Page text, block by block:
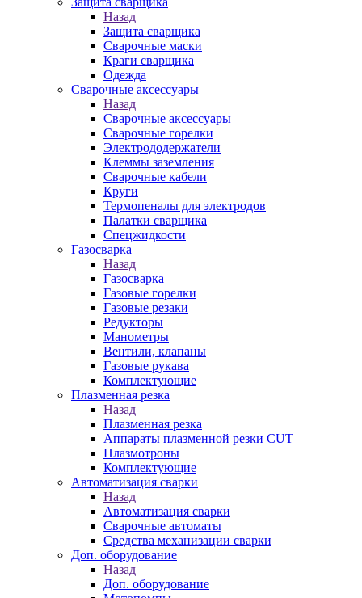
Назад
Защита сварщика
Сварочные маски
Краги сварщика
Одежда
Сварочные аксессуары
Назад
Сварочные аксессуары
Сварочные горелки
Электрододержатели
Клеммы заземления
Сварочные кабели
Круги
Термопеналы для электродов
Палатки сварщика
Спецжидкости
Газосварка
Назад
Газосварка
Газовые горелки
Газовые резаки
Редукторы
Манометры
Вентили, клапаны
Газовые рукава
Комплектующие
Плазменная резка
Назад
Плазменная резка
Аппараты плазменной резки CUT
Плазмотроны
Комплектующие
Автоматизация сварки
Назад
Автоматизация сварки
Сварочные автоматы
Средства механизации сварки
Доп. оборудование
Назад
Доп. оборудование